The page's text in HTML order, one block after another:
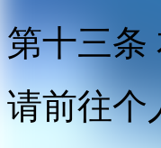
第十三条
请前往个